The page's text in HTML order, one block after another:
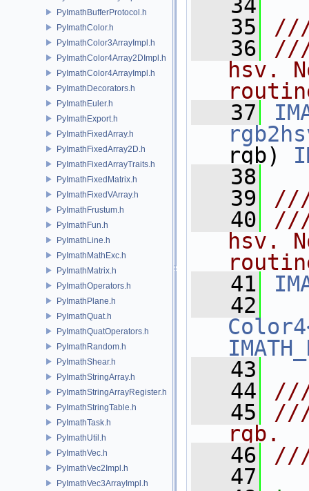
PyImathBufferProtocol.h
PyImathColor.h
PyImathColor3ArrayImpl.h
PyImathColor4Array2DImpl.h
PyImathColor4ArrayImpl.h
PyImathDecorators.h
PyImathEuler.h
PyImathExport.h
PyImathFixedArray.h
PyImathFixedArray2D.h
PyImathFixedArrayTraits.h
PyImathFixedMatrix.h
PyImathFixedVArray.h
PyImathFrustum.h
PyImathFun.h
PyImathLine.h
PyImathMathExc.h
PyImathMatrix.h
PyImathOperators.h
PyImathPlane.h
PyImathQuat.h
PyImathQuatOperators.h
PyImathRandom.h
PyImathShear.h
PyImathStringArray.h
PyImathStringArrayRegister.h
PyImathStringTable.h
PyImathTask.h
PyImathUtil.h
PyImathVec.h
PyImathVec2Impl.h
PyImathVec3ArrayImpl.h
   34
   35
   36
///
hsv.
   37
rgb)
   38
   39
   40
///
hsv.
   41
   42
   43
   44
   45
///
rgb.
   46
   47